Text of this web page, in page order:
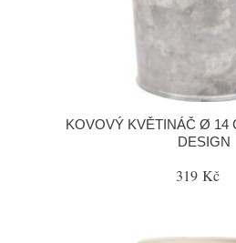
KOVOVÝ KVĚTINÁČ Ø 14
DESIGN
319 Kč